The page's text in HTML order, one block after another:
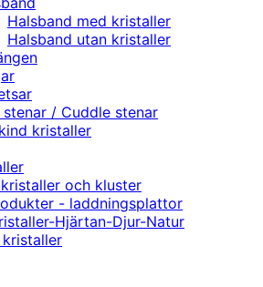
Halsband med kristaller
Halsband utan kristaller
/ Cuddle stenar
kristaller
och kluster
- laddningsplattor
Hjärtan-Djur-Natur
kristaller